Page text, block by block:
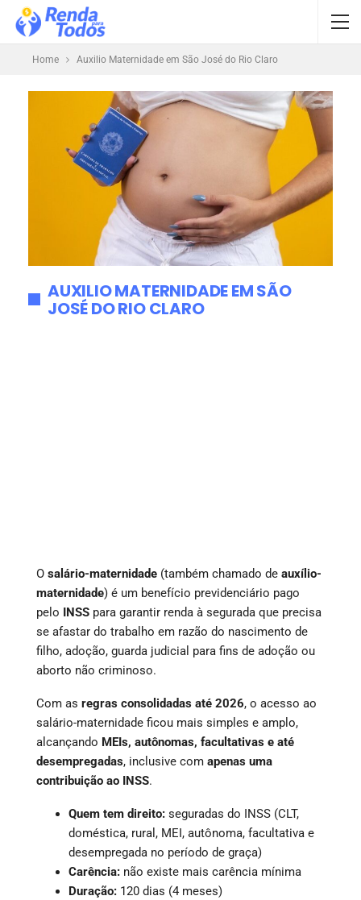
Home Auxilio Maternidade em São José do Rio Claro
AUXILIO MATERNIDADE EM SÃO
JOSÉ DO RIO CLARO
O salário-maternidade (também chamado de auxílio-
maternidade) é um benefício previdenciário pago
pelo INSS para garantir renda à segurada que precisa
se afastar do trabalho em razão do nascimento de
filho, adoção, guarda judicial para fins de adoção ou
aborto não criminoso.
Com as regras consolidadas até 2026, o acesso ao
salário-maternidade ficou mais simples e amplo,
alcançando MEIs, autônomas, facultativas e até
desempregadas, inclusive com apenas uma
contribuição ao INSS.
Quem tem direito: seguradas do INSS (CLT,
doméstica, rural, MEI, autônoma, facultativa e
desempregada no período de graça)
Carência: não existe mais carência mínima
Duração: 120 dias (4 meses)